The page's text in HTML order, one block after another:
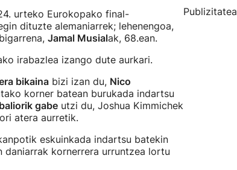
urteko Eurokopako final-
dituzte alemaniarrek; lehenengoa,
Jamal Musialak, 68.ean.
irabazlea izango dute aurkari.
bikaina bizi izan du, Nico
korner batean burukada indartsu
baliorik gabe utzi du, Joshua Kimmichek
atera aurretik.
eskuinkada indartsu batekin
daniarrak kornerrera urruntzea lortu
Publizitatea